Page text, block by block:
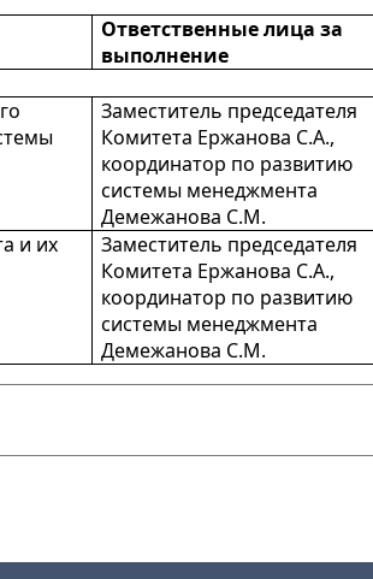
Ответственные лица за
выполнение
Заместитель председателя
Комитета Ержанова С.А.,
координатор по развитию
системы менеджмента
Демежанова С.М.
и их
Заместитель председателя
Комитета Ержанова С.А.,
координатор по развитию
системы менеджмента
Демежанова С.М.